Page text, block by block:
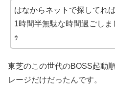
はなからネットで探してれ
1時間半無駄な時間過ごしま
ｩ
東芝のこの世代のBOSS起動
レージだけだったんです。